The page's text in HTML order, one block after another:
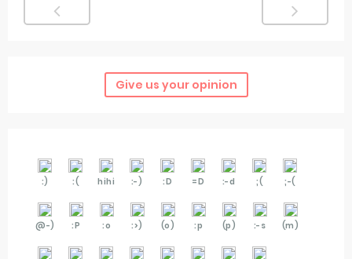
Give us your opinion
:) :( hihi :-) :D =D :-d ;( ;-(
@-) :P :o :>) (o) :p (p) :-s (m)